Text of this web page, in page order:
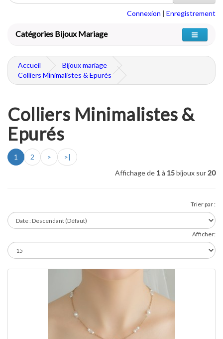
Connexion | Enregistrement
Catégories Bijoux Mariage
Accueil
Bijoux mariage
Colliers Minimalistes & Epurés
Colliers Minimalistes &
Epurés
1 2 >
>|
Affichage de 1à 15bijoux sur20
Trier par :
Afficher: